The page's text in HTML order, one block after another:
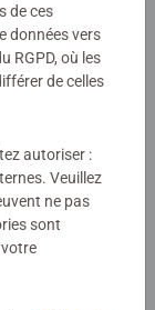
pour la
choix en
de pièces
et garantissent
au
trouvera
été
de ces
données vers
RGPD, où les
de celles
autoriser :
Veuillez
ne pas
sont